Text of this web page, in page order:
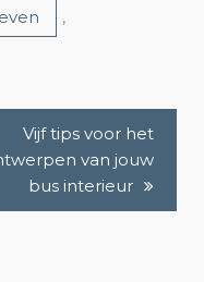
,
Vijf tips voor het
van jouw
bus interieur